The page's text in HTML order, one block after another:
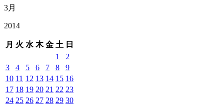
3月
2014
月 火 水 木 金 土 日
1
2
3
4 5 6 7 8
9
10 11 12 13 14 15 16
17 18 19 20 21 22 23
24 25 26 27 28 29 30